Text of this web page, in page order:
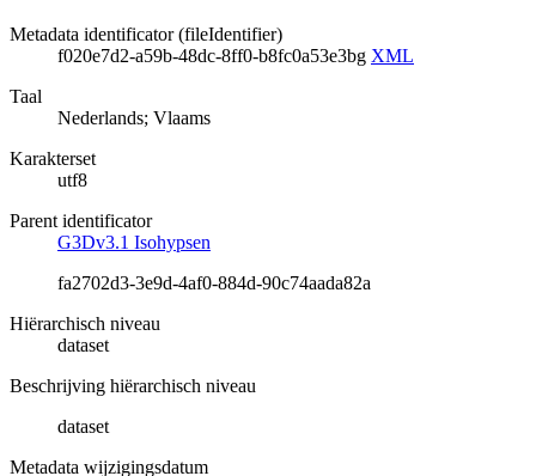
Metadata identificator (fileIdentifier)
f020e7d2-a59b-48dc-8ff0-b8fc0a53e3bg XML
Taal
Nederlands; Vlaams
Karakterset
utf8
Parent identificator
G3Dv3.1 Isohypsen
fa2702d3-3e9d-4af0-884d-90c74aada82a
Hiërarchisch niveau
dataset
Beschrijving hiërarchisch niveau
dataset
Metadata wijzigingsdatum